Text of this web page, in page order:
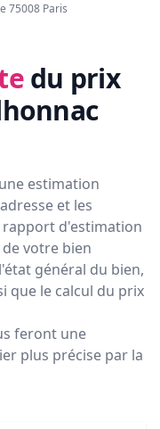
75008 Paris
du prix
estimation
et les
rapport d'estimation
votre bien
général du bien,
que le calcul du prix
feront une
plus précise par la